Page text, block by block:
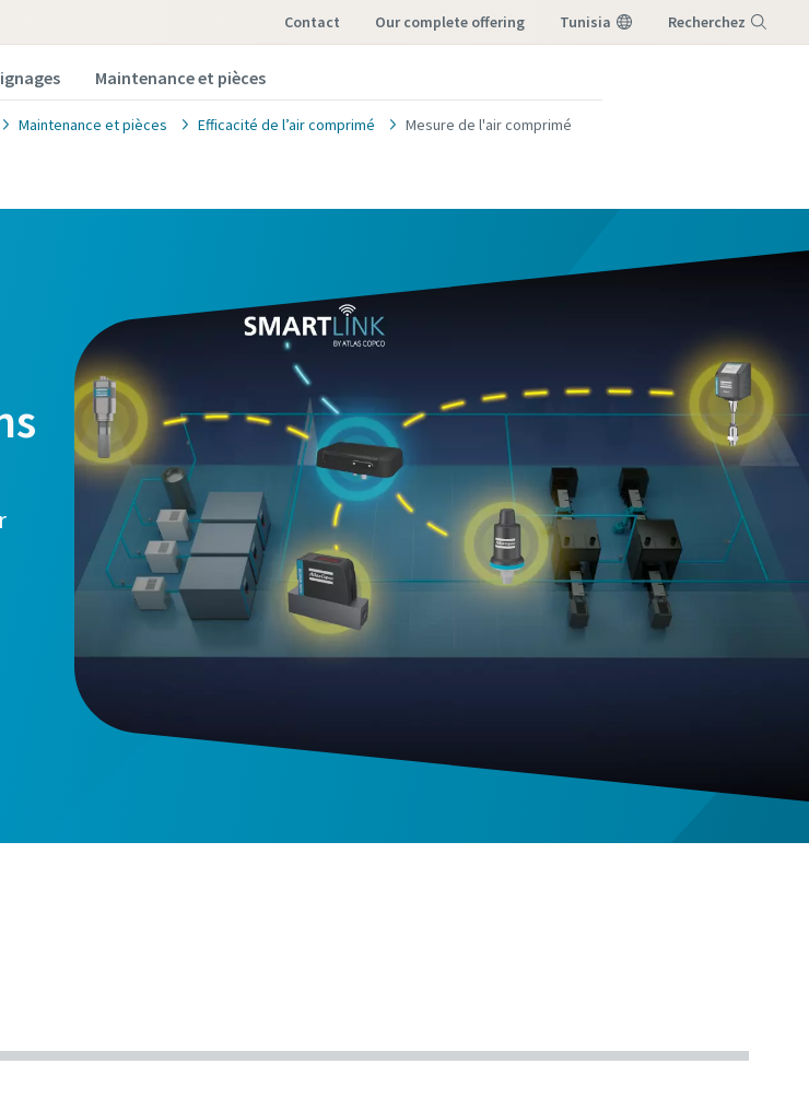
Contact our complete offering Tunisia Recherchez
Maintenance et pièces
Maintenance et pièces Efficacité de l’air comprimé Mesure de l'air comprimé